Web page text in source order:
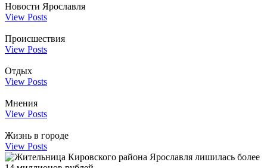
Новости Ярославля
View Posts
Происшествия
View Posts
Отдых
View Posts
Мнения
View Posts
Жизнь в городе
View Posts